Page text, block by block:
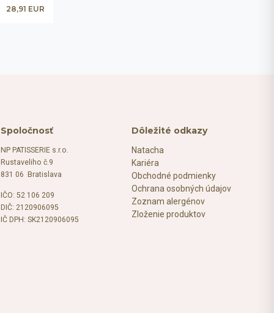
28,91 EUR
Spoločnosť
NP PATISSERIE s.r.o.
Rustaveliho č.9
831 06 Bratislava
IČO: 52 106 209
DIČ: 2120906095
IČ DPH: SK2120906095
Dôležité odkazy
Natacha
Kariéra
Obchodné podmienky
Ochrana osobných údajov
Zoznam alergénov
Zloženie produktov